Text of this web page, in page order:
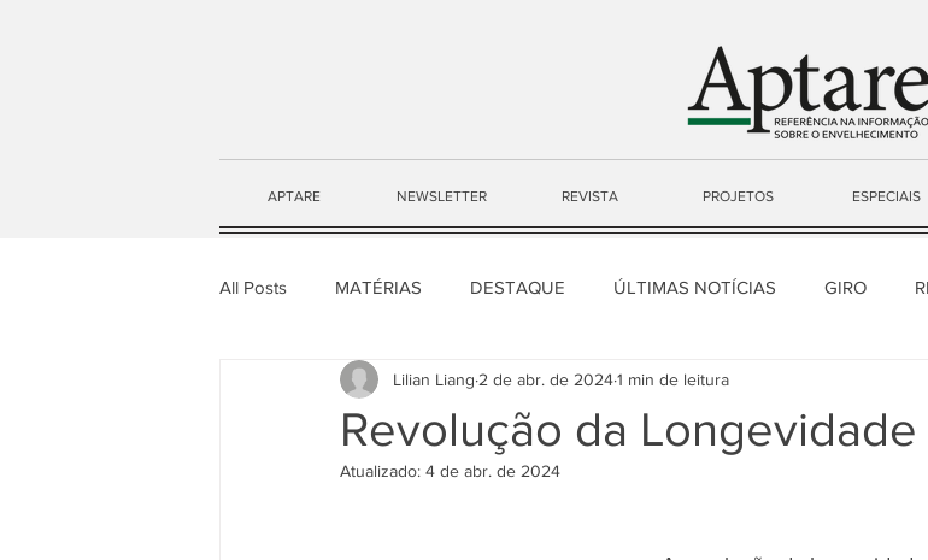
APTARE NEWSLETTER REVISTA PROJETOS ESPECIAIS
All Posts MATÉRIAS DESTAQUE ÚLTIMAS NOTÍCIAS GIRO
NEWSLETTER APTARE
Revolução da
Lilian Liang 2 de abr. de 20241 min de leitura
Atualizado: 4 de abr. de 2024